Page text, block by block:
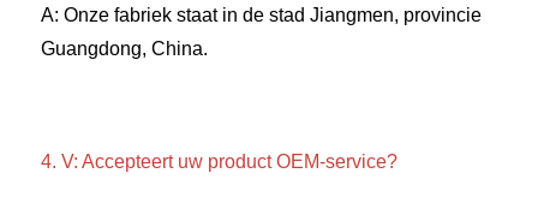
A: Onze fabriek staat in de stad Jiangmen, provincie
Guangdong, China.
4. V: Accepteert uw product OEM-service?